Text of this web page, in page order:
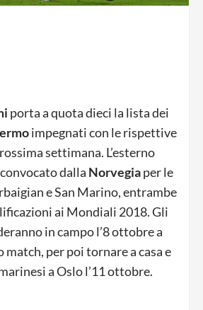
porta a quota dieci la lista dei
impegnati con le rispettive
settimana. L’esterno
dalla Norvegiaper le
e San Marino, entrambe
ai Mondiali 2018. Gli
in campo l’8 ottobre a
match, per poi tornare a casa e
a Oslo l’11 ottobre.